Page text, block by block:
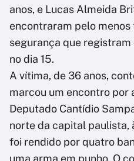
anos, e Lucas Almeida
encontraram pelo
segurança que
no dia 15.
A vítima, de 36 anos,
marcou um encontro por
Deputado Cantídio
norte da capital paulista,
foi rendido por quatro